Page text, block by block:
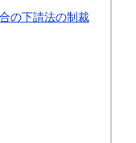
の下請法の制裁